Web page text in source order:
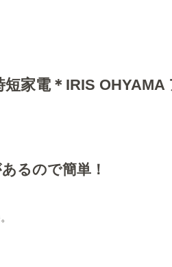
家電＊IRIS
るので簡単！